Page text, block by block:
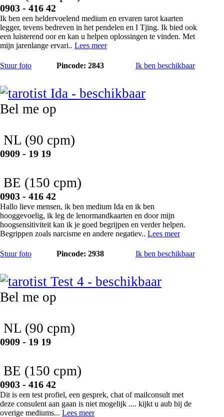
0903 - 416 42
Ik ben een heldervoelend medium en ervaren tarot kaarten
legger, tevens bedreven in het pendelen en I Tjing. Ik bied ook
een luisterend oor en kan u helpen oplossingen te vinden. Met
mijn jarenlange ervari.. Lees meer
Stuur foto Pincode: 2843 Ik ben beschikbaar
Bel me op
NL (90 cpm)
0909 - 19 19
BE (150 cpm)
0903 - 416 42
Hallo lieve mensen, ik ben medium Ida en ik ben
hooggevoelig, ik leg de lenormandkaarten en door mijn
hoogsensitiviteit kan ik je goed begrijpen en verder helpen.
Begrippen zoals narcisme en andere negatiev.. Lees meer
Stuur foto Pincode: 2938 Ik ben beschikbaar
Bel me op
NL (90 cpm)
0909 - 19 19
BE (150 cpm)
0903 - 416 42
Dit is een test profiel, een gesprek, chat of mailconsult met
deze consulent aan gaan is niet mogelijk .... kijkt u aub bij de
overige mediums... Lees meer